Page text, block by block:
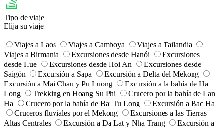
Tipo de viaje
Elija su viaje
Viajes a Laos Viajes a Camboya
Viajes a Tailandia
Viajes a Birmania
Excursiones desde Hanói
Excursiones
desde Hue
​Excursiones desde Hoi An
​Excursiones desde
Saigón
Excursión a Sapa
Excursión a Delta del Mekong
Excursión a Mai Chau y Pu Luong
Excursión a la bahía de Ha
Long
Trekking en Hoang Su Phi
Crucero por la bahía de Lan
Ha
Crucero por la bahía de Bai Tu Long
Excursión a Bac Ha
Cruceros fluviales por el Mekong
Excursiones a las Tierras
Altas Centrales
Excursión a Da Lat y Nha Trang
Excursión a